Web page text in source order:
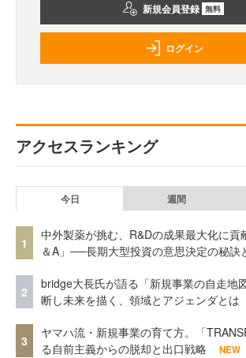
新規会員登録 無料
ログイン
アクセスランキング
今日 週間
1
中外製薬が挑む、R&Dの成果最大化に貢
＆A」──長期大型投資の意思決定の秘訣
2
bridge大長氏が語る「新規事業の自走地
断し未来を描く、領域とアジェンダとは
3
ヤマハ流・新規事業の育て方。「
る自前主義からの脱却と出口戦略
NEW